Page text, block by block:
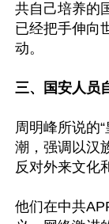
共自己培养的
已经把手伸向
动。
三、国安人员
周明峰所说的
潮，强调以汉
反对外来文化
他们在中共